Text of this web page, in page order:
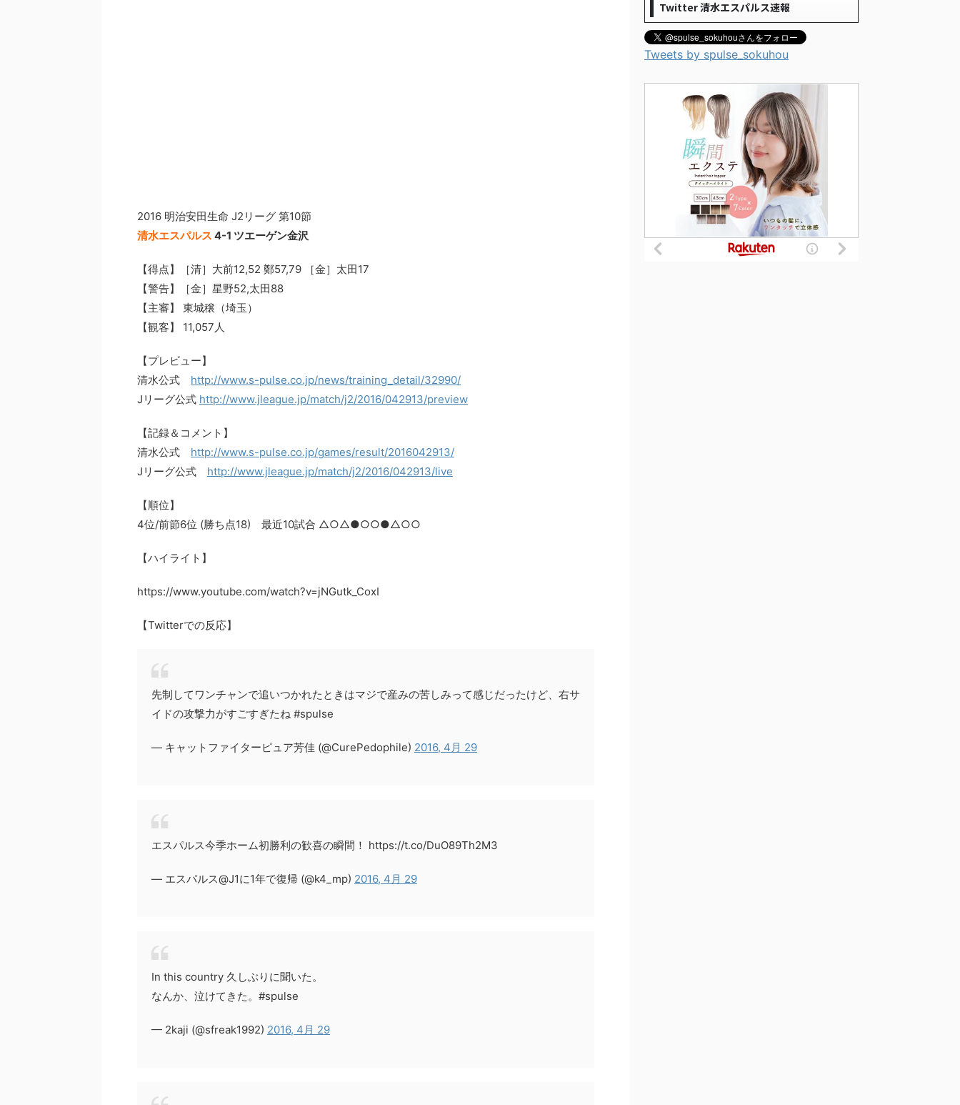
2016 明治安田生命 J2リーグ 第10節
清水エスパルス 4-1 ツエーゲン金沢
【得点】［清］大前12,52 鄭57,79 ［金］太田17
【警告】［金］星野52,太田88
【主審】 東城穣（埼玉）
【観客】 11,057人
【プレビュー】
清水公式 http://www.s-pulse.co.jp/news/training_detail/32990/
Jリーグ公式 http://www.jleague.jp/match/j2/2016/042913/preview
【記録＆コメント】
清水公式 http://www.s-pulse.co.jp/games/result/2016042913/
Jリーグ公式 http://www.jleague.jp/match/j2/2016/042913/live
【順位】
4位/前節6位 (勝ち点18) 最近10試合 △○△●○○●△○○
【ハイライト】
https://www.youtube.com/watch?v=jNGutk_CoxI
【Twitterでの反応】
先制してワンチャンで追いつかれたときはマジで産みの苦しみって感じだったけど、右サ
イドの攻撃力がすごすぎたね #spulse
— キャットファイターピュア芳佳 (@CurePedophile) 2016, 4月 29
エスパルス今季ホーム初勝利の歓喜の瞬間！ https://t.co/DuO89Th2M3
— エスパルス@J1に1年で復帰 (@k4_mp) 2016, 4月 29
In this country 久しぶりに聞いた。
なんか、泣けてきた。#spulse
— 2kaji (@sfreak1992) 2016, 4月 29
Twitter 清水エスパルス速報
Tweets by spulse_sokuhou